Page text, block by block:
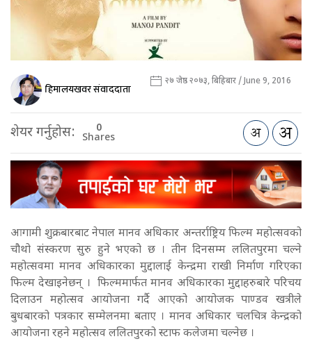
हिमालयखवर संवाददाता २७ जेष्ठ २०७३, बिहिबार / June 9, 2016
शेयर गर्नुहोस: 0
Shares
आगामी शुक्रबारबाट नेपाल मानव अधिकार अन्तर्राष्ट्रिय फिल्म महोत्सवको
चौथो संस्करण सुरु हुने भएको छ । तीन दिनसम्म ललितपुरमा चल्ने
महोत्सवमा मानव अधिकारका मुद्दालाई केन्द्रमा राखी निर्माण गरिएका
फिल्म देखाइनेछन् । फिल्ममार्फत मानव अधिकारका मुद्दाहरुबारे परिचय
दिलाउन महोत्सव आयोजना गर्दै आएको आयोजक पाण्डव खत्रीले
बुधबारको पत्रकार सम्मेलनमा बताए । मानव अधिकार चलचित्र केन्द्रको
आयोजना रहने महोत्सव ललितपुरको स्टाफ कलेजमा चल्नेछ ।